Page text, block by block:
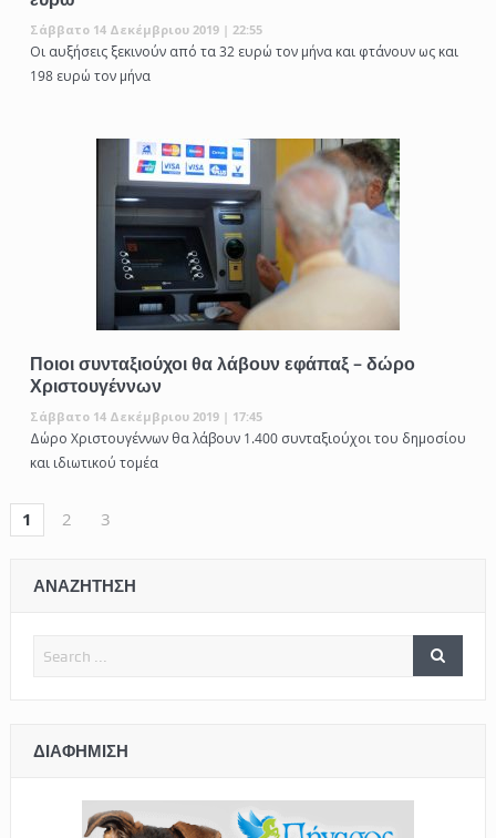
Σάββατο 14 Δεκέμβριου 2019 | 22:55
Οι αυξήσεις ξεκινούν από τα 32 ευρώ τον μήνα και φτάνουν ως και
198 ευρώ τον μήνα
Ποιοι συνταξιούχοι θα λάβουν εφάπαξ – δώρο
Χριστουγέννων
Σάββατο 14 Δεκέμβριου 2019 | 17:45
Δώρο Χριστουγέννων θα λάβουν 1.400 συνταξιούχοι του δημοσίου
και ιδιωτικού τομέα
1 2 3
ΑΝΑΖΗΤΗΣΗ
ΔΙΑΦΉΜΙΣΗ